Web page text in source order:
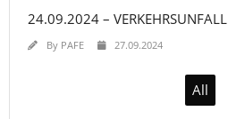
24.09.2024 –
By PAFE 27.09.2024
All